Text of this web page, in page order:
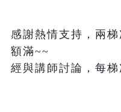
感謝熱情支持，兩
額滿~~
經與講師討論，每梯